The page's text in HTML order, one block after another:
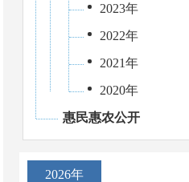
2023年
2022年
2021年
2020年
惠民惠农公开
2026年